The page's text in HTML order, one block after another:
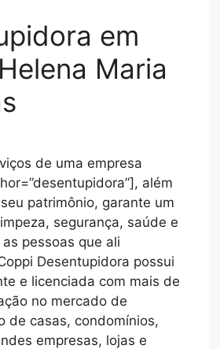
em
Maria
de uma empresa
além
patrimônio, garante um
segurança, saúde e
pessoas que ali
Desentupidora possui
e licenciada com mais de
no mercado de
de casas, condomínios,
empresas, lojas e